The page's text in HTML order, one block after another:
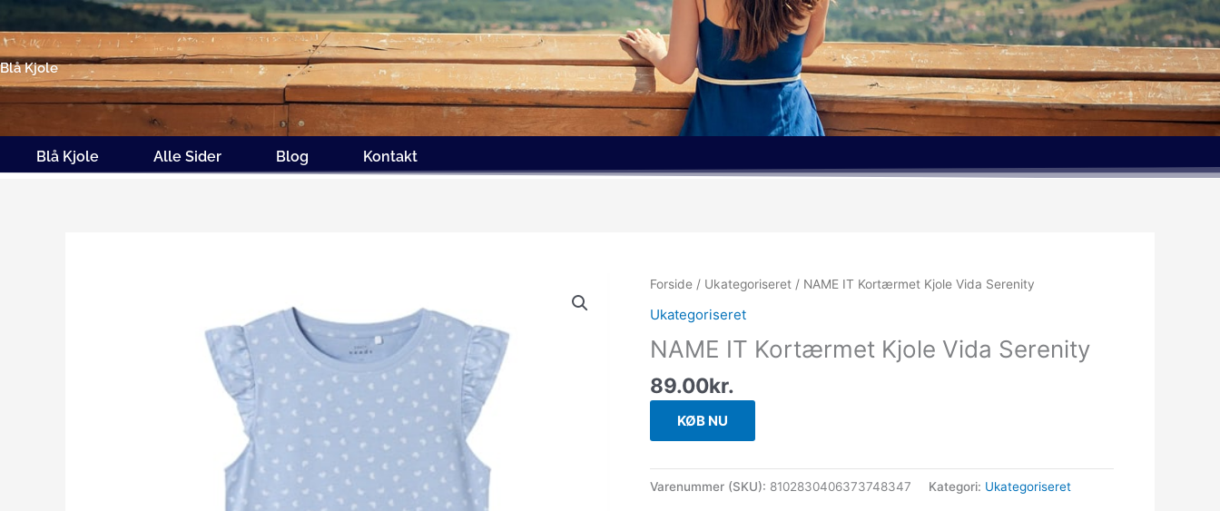
til
indholdet
Blå Kjole
Blå Kjole Alle Sider Blog Kontakt
Forside / Ukategoriseret / NAME IT Kortærmet Kjole Vida Serenity
Ukategoriseret
NAME IT Kortærmet Kjole Vida Serenity
89.00kr.
KØB NU
Varenummer (SKU): 8102830406373748347 Kategori: Ukategoriseret